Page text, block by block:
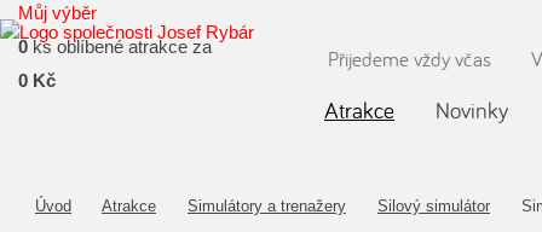
Atrakce Novinky
Můj výběr
0 ks oblíbené atrakce za
0 Kč
Přijedeme vždy včas
Úvod Atrakce Simulátory a trenažery Silový simulátor